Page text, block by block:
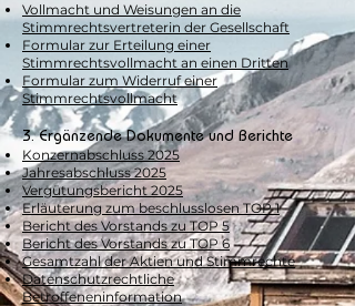
Vollmacht und Weisungen an die
Stimmrechtsvertreterin der Gesellschaft
Formular zur Erteilung einer
Stimmrechtsvollmacht an einen Dritten
Formular zum Widerruf einer
Stimmrechtsvollmacht​
3. Ergänzende Dokumente und Berichte
Konzernabschluss 2025
Jahresabschluss 2025
Vergütungsbericht 2025
Erläuterung zum beschlusslosen TOP 1
Bericht des Vorstands zu TOP 5
Bericht des Vorstands zu TOP 6
Gesamtzahl der Aktien und Stimmrechte
Datenschutzrechtliche
Betroffeneninformation